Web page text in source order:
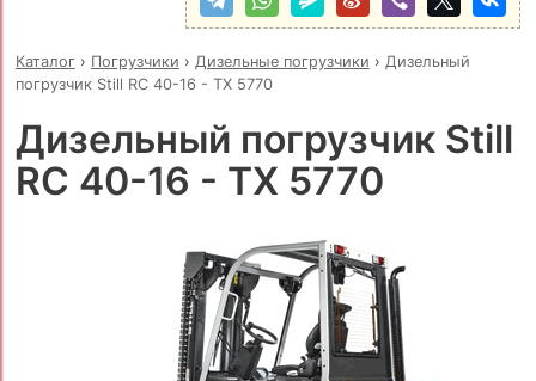
Каталог› Погрузчики › Дизельные погрузчики › Дизельный
погрузчик Still RC 40-16 - TX 5770
Дизельный погрузчик Still
RC 40-16 - TX 5770